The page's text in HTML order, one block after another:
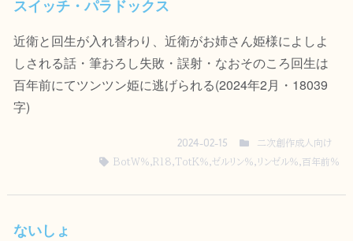
スイッチ・パラドックス
近衛と回生が入れ替わり、近衛がお姉さん姫様によしよ
しされる話・筆おろし失敗・誤射・なおそのころ回生は
百年前にてツンツン姫に逃げられる(2024年2月・18039
字)
2024-02-15
二次創作成人向け
BotW％ ,R18 ,TotK％ ,ゼルリン％ リンゼル％ 百年前％
ないしょ